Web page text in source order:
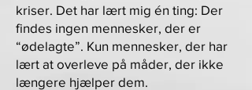
kriser. Det har lært mig én ting: Der
findes ingen mennesker, der er
“ødelagte”. Kun mennesker, der har
lært at overleve på måder, der ikke
længere hjælper dem.